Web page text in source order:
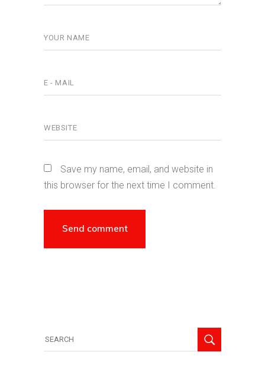
Save my name, email, and website in
this browser for the next time I comment.